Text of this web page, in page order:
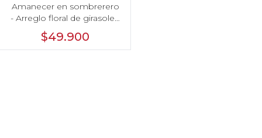
Amanecer en sombrerero
- Arreglo floral de girasoles,
rosas rojo, e hypericum
$49.900